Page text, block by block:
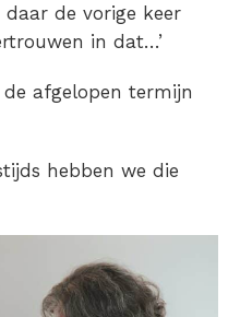
daar de vorige keer
in dat…’
afgelopen termijn
hebben we die